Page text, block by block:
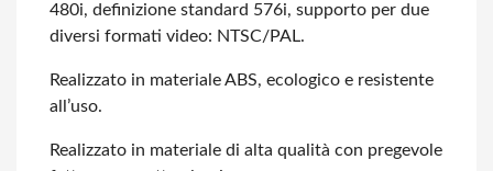
480i, definizione standard 576i, supporto per due
diversi formati video: NTSC/PAL.
Realizzato in materiale ABS, ecologico e resistente
all’uso.
Realizzato in materiale di alta qualità con pregevole